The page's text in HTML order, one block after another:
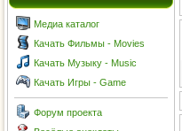
Медиа каталог
Качать Фильмы - Movies
Качать Музыку - Music
Качать Игры - Game
Форум проекта